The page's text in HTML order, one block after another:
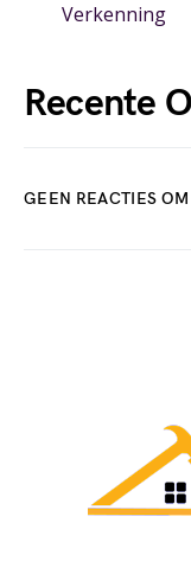
Verkenning
Recente
GEEN REACTIES